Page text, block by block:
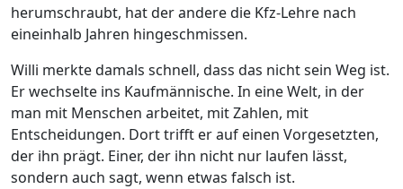
herumschraubt, hat der andere die Kfz-Lehre nach
eineinhalb Jahren hingeschmissen.
Willi merkte damals schnell, dass das nicht sein Weg ist.
Er wechselte ins Kaufmännische. In eine Welt, in der
man mit Menschen arbeitet, mit Zahlen, mit
Entscheidungen. Dort trifft er auf einen Vorgesetzten,
der ihn prägt. Einer, der ihn nicht nur laufen lässt,
sondern auch sagt, wenn etwas falsch ist.